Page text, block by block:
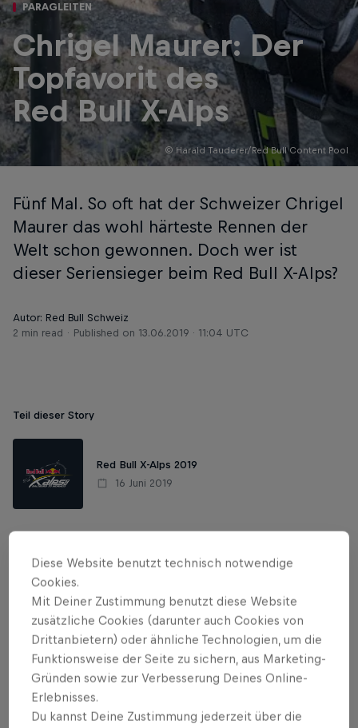
© Harald Tauderer/Red Bull Content Pool
PARAGLEITEN
Chrigel Maurer: Der
Topfavorit des
Red Bull X-Alps
Fünf Mal. So oft hat der Schweizer Chrigel
Maurer das wohl härteste Rennen der
Welt schon gewonnen. Doch wer ist
dieser Seriensieger beim Red Bull X-Alps?
Autor: Red Bull Schweiz
2 min read
Published on 13.06.2019 · 11:04 UTC
Teil dieser Story
Red Bull X-Alps 2019
16 Juni 2019
Christian «Chrigel» Maurer
, Jahrgang 1982, ist der
absolute Favorit beimRed Bull X-Alps 2019. Bereits
fünf Siege hat der Schweizer auf seinem Konto –
mehr als jeder andere.
Related
Diese Website benutzt technisch notwendige
Cookies.
Mit Deiner Zustimmung benutzt diese Website
zusätzliche Cookies (darunter auch Cookies von
Drittanbietern) oder ähnliche Technologien, um die
Funktionsweise der Seite zu sichern, aus Marketing-
Gründen sowie zur Verbesserung Deines Online-
Erlebnisses.
Du kannst Deine Zustimmung jederzeit über die